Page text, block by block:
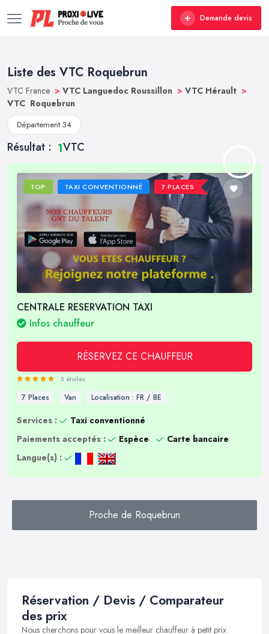
Demande devis
Liste des VTC Roquebrun
VTC France > VTC Languedoc Roussillon > VTC Hérault >
VTC Roquebrun
Département 34
Résultat : 1VTC
TOP TAXI CONVENTIONNÉ 7 PLACES
CENTRALE RESERVATION TAXI
Infos chauffeur
RÉSERVEZ CE CHAUFFEUR
5 étoiles
7 Places Van Localisation : FR / BE
Services :
Taxi conventionné
Paiements acceptés :
Espèce
Carte bancaire
Langue(s) :
Proche de Roquebrun
Réservation / Devis / Comparateur
des prix
Nous cherchons pour vous le meilleur chauffeur à petit prix